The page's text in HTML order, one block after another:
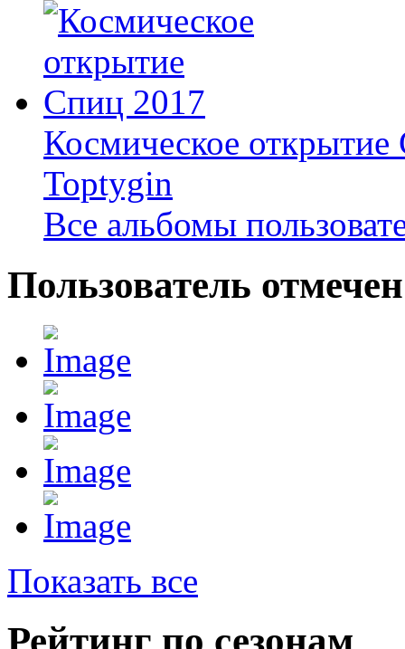
Космическое
Toptygin
Все альбомы
Пользователь
Показать все